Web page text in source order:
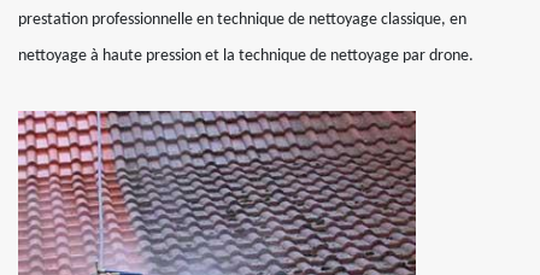
prestation professionnelle en technique de nettoyage classique, en
nettoyage à haute pression et la technique de nettoyage par drone.